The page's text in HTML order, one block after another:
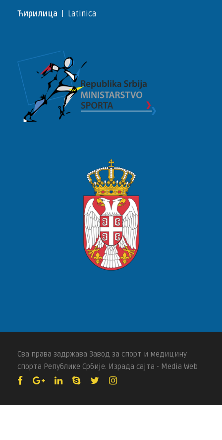
Ћирилица Latinica
Сва права задржава Завод за спорт и медицину
спорта Републике Србије. Израда сајта - Media Web